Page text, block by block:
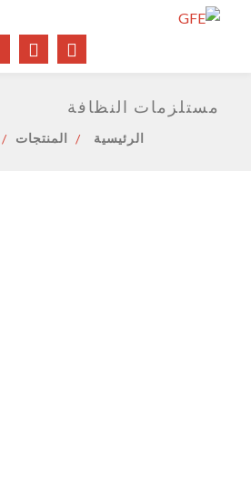
مستلزمات النظافة
الرئيسية المنتجات